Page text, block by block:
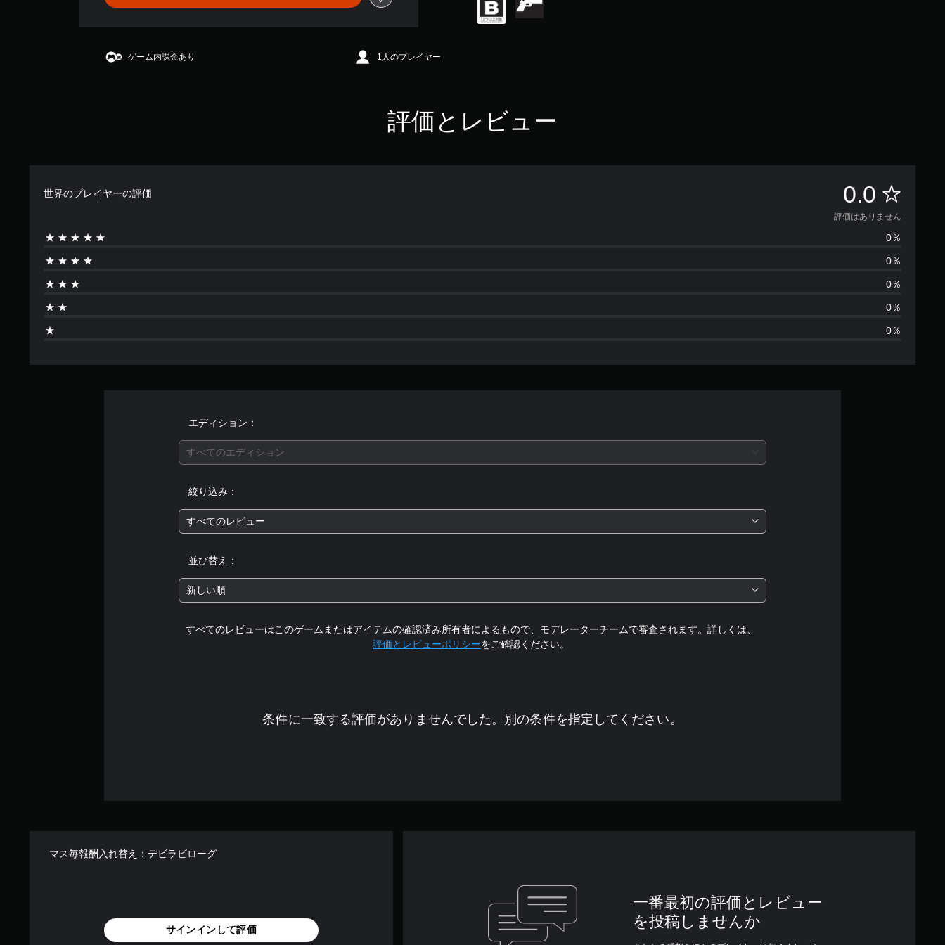
ゲーム内課金あり 1人のプレイヤー
評価とレビュー
世界のプレイヤーの評価 0.0 評
価
は
あ
り
ま
せ
評価はありません
0％
0％
0％
0％
0％
エディション：
すべてのエディション
絞り込み：
すべてのレビュー
並び替え：
新しい順
すべてのレビューはこのゲームまたはアイテムの確認済み所有者によるもので、モデレーターチームで審査されます。詳しくは、
評価とレビューポリシーをご確認ください。
条件に一致する評価がありませんでした。別の条件を指定してください。
マス毎報酬入れ替え：デビラビローグ
サインインして評価
一番最初の評価とレビュー
を投稿しませんか